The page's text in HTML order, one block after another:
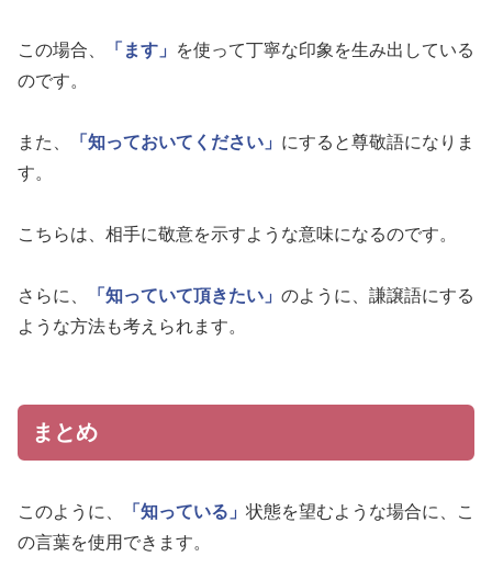
この場合、 「ます」
を使って丁寧な印象を生み出している
のです。
また、 「知っておいてください」 にすると尊敬語になりま
す。
こちらは、相手に敬意を示すような意味になるのです。
さらに、 「知っていて頂きたい」 のように、謙譲語にする
ような方法も考えられます。
まとめ
このように、 「知っている」 状態を望むような場合に、こ
の言葉を使用できます。